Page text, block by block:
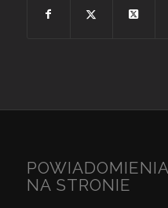
NA STRONIE